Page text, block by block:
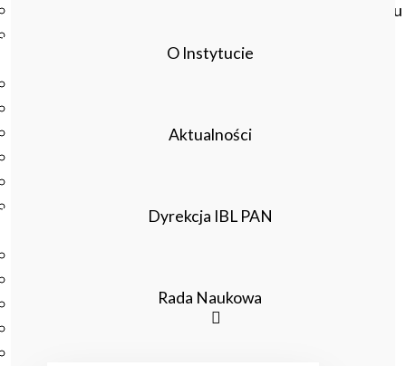
Czasopisma drukowane prenumerowane w 2026 roku
Biblioteka Pisarzy Staropolskich
Otwarta Nauka – Publikacje
Dla Pracowników IBL
Komunikaty Dyrekcji IBL
O Instytucie
Aktualności
Dyrekcja IBL PAN
Rada Naukowa